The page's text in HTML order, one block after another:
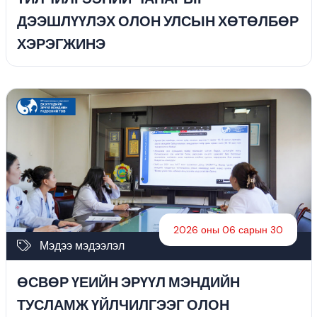
ДЭЭШЛҮҮЛЭХ ОЛОН УЛСЫН ХӨТӨЛБӨР
ХЭРЭГЖИНЭ
Мэдээ мэдээлэл
2026 оны 06 сарын 30
ӨСВӨР ҮЕИЙН ЭРҮҮЛ МЭНДИЙН
ТУСЛАМЖ ҮЙЛЧИЛГЭЭГ ОЛОН